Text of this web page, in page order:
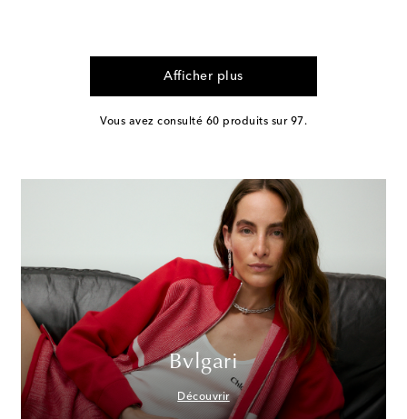
Afficher plus
Vous avez consulté 60 produits sur 97.
Bvlgari
Découvrir